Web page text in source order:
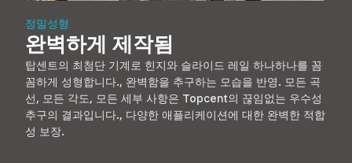
정밀성형
완벽하게 제작됨
탑센트의 최첨단 기계로 힌지와 슬라이드 레일 하나하나를 꼼
꼼하게 성형합니다., 완벽함을 추구하는 모습을 반영. 모든 곡
선, 모든 각도, 모든 세부 사항은 Topcent의 끊임없는 우수성
추구의 결과입니다., 다양한 애플리케이션에 대한 완벽한 적합
성 보장.